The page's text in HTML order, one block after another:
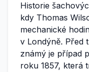
Historie
kdy Thomas
mechanické
v Londýně. Před
známý je případ
roku 1857, která